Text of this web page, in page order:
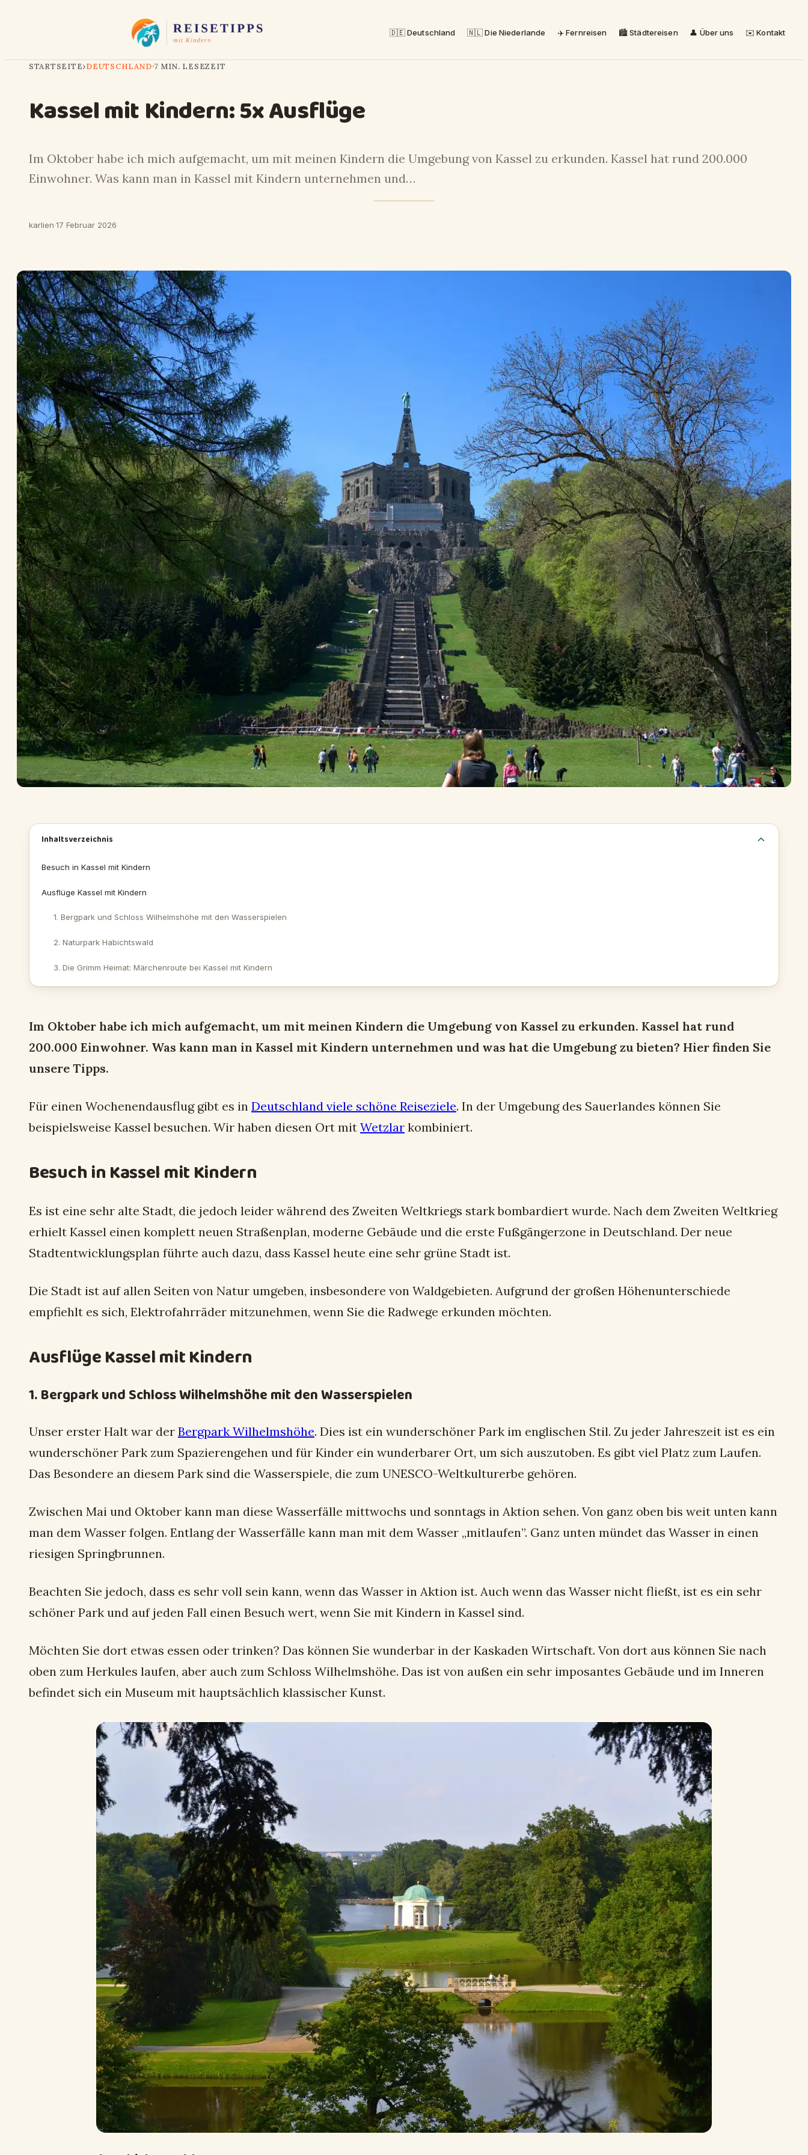
🇩🇪 Deutschland 🇳🇱 Die Niederlande ✈️ Fernreisen 🏙️ Städtereisen 👤 Über uns ✉️ Kontakt
STARTSEITE›DEUTSCHLAND·7 MIN. LESEZEIT
Kassel mit Kindern: 5x Ausflüge
Im Oktober habe ich mich aufgemacht, um mit meinen Kindern die Umgebung von Kassel zu erkunden. Kassel hat rund 200.000
Einwohner. Was kann man in Kassel mit Kindern unternehmen und…
karlien·17 Februar 2026
Inhaltsverzeichnis
Besuch in Kassel mit Kindern
Ausflüge Kassel mit Kindern
1. Bergpark und Schloss Wilhelmshöhe mit den Wasserspielen
2. Naturpark Habichtswald
3. Die Grimm Heimat: Märchenroute bei Kassel mit Kindern
Im Oktober habe ich mich aufgemacht, um mit meinen Kindern die Umgebung von Kassel zu erkunden. Kassel hat rund
200.000 Einwohner. Was kann man in Kassel mit Kindern unternehmen und was hat die Umgebung zu bieten? Hier finden Sie
unsere Tipps.
Für einen Wochenendausflug gibt es in Deutschland viele schöne Reiseziele. In der Umgebung des Sauerlandes können Sie
beispielsweise Kassel besuchen. Wir haben diesen Ort mit Wetzlar kombiniert.
Besuch in Kassel mit Kindern
Es ist eine sehr alte Stadt, die jedoch leider während des Zweiten Weltkriegs stark bombardiert wurde. Nach dem Zweiten Weltkrieg
erhielt Kassel einen komplett neuen Straßenplan, moderne Gebäude und die erste Fußgängerzone in Deutschland. Der neue
Stadtentwicklungsplan führte auch dazu, dass Kassel heute eine sehr grüne Stadt ist.
Die Stadt ist auf allen Seiten von Natur umgeben, insbesondere von Waldgebieten. Aufgrund der großen Höhenunterschiede
empfiehlt es sich, Elektrofahrräder mitzunehmen, wenn Sie die Radwege erkunden möchten.
Ausflüge Kassel mit Kindern
1. Bergpark und Schloss Wilhelmshöhe mit den Wasserspielen
Unser erster Halt war der Bergpark Wilhelmshöhe. Dies ist ein wunderschöner Park im englischen Stil. Zu jeder Jahreszeit ist es ein
wunderschöner Park zum Spazierengehen und für Kinder ein wunderbarer Ort, um sich auszutoben. Es gibt viel Platz zum Laufen.
Das Besondere an diesem Park sind die Wasserspiele, die zum UNESCO-Weltkulturerbe gehören.
Zwischen Mai und Oktober kann man diese Wasserfälle mittwochs und sonntags in Aktion sehen. Von ganz oben bis weit unten kann
man dem Wasser folgen. Entlang der Wasserfälle kann man mit dem Wasser „mitlaufen”. Ganz unten mündet das Wasser in einen
riesigen Springbrunnen.
Beachten Sie jedoch, dass es sehr voll sein kann, wenn das Wasser in Aktion ist. Auch wenn das Wasser nicht fließt, ist es ein sehr
schöner Park und auf jeden Fall einen Besuch wert, wenn Sie mit Kindern in Kassel sind.
Möchten Sie dort etwas essen oder trinken? Das können Sie wunderbar in der Kaskaden Wirtschaft. Von dort aus können Sie nach
oben zum Herkules laufen, aber auch zum Schloss Wilhelmshöhe. Das ist von außen ein sehr imposantes Gebäude und im Inneren
befindet sich ein Museum mit hauptsächlich klassischer Kunst.